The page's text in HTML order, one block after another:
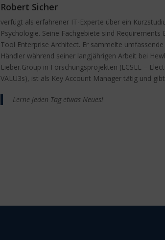
Robert Sicher
verfügt als erfahrener IT-Experte über ein
Psychologie. Seine Fachgebiete sind
Tool Enterprise Architect. Er sammelte
Händler während seiner langjährigen Arbeit bei
Lieber.Group in Forschungsprojekten (ECSEL –
VALU3s), ist als Key Account Manager tätig und
Lerne jeden Tag etwas Neues!